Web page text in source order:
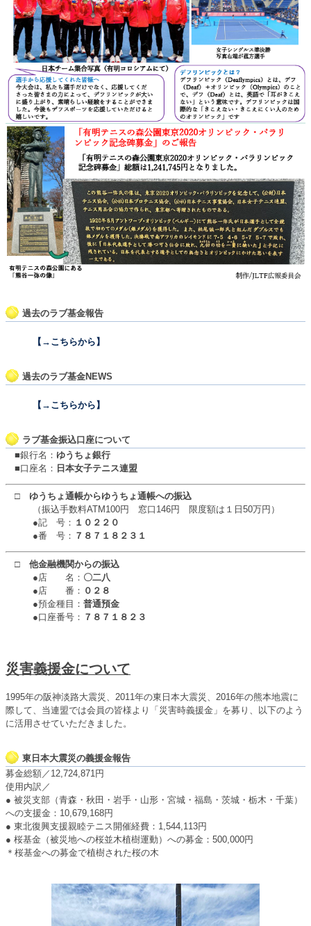
過去のラブ基金報告
【→こちらから】
過去のラブ基金NEWS
【→こちらから】
ラブ基金振込口座について
■銀行名： ゆうちょ銀行
■口座名： 日本女子テニス連盟
□ ゆうちょ通帳からゆうちょ通帳への振込
（振込手数料ATM100円 窓口146円 限度額は１日50万円）
●記 号： １０２２０
●番 号： ７８７１８２３１
□ 他金融機関からの振込
●店 名： 〇二八
●店 番： ０２８
●預金種目： 普通預金
●口座番号： ７８７１８２３
災害義援金について
1995年の阪神淡路大震災、2011年の東日本大震災、2016年の熊本地震に
際して、当連盟では会員の皆様より「災害時義援金」を募り、以下のよう
に活用させていただきました。
東日本大震災の義援金報告
募金総額／12,724,871円
使用内訳／
● 被災支部（青森・秋田・岩手・山形・宮城・福島・茨城・栃木・千葉）
への支援金：10,679,168円
● 東北復興支援親睦テニス開催経費：1,544,113円
● 桜基金（被災地への桜並木植樹運動）への募金：500,000円
＊桜基金への募金で植樹された桜の木